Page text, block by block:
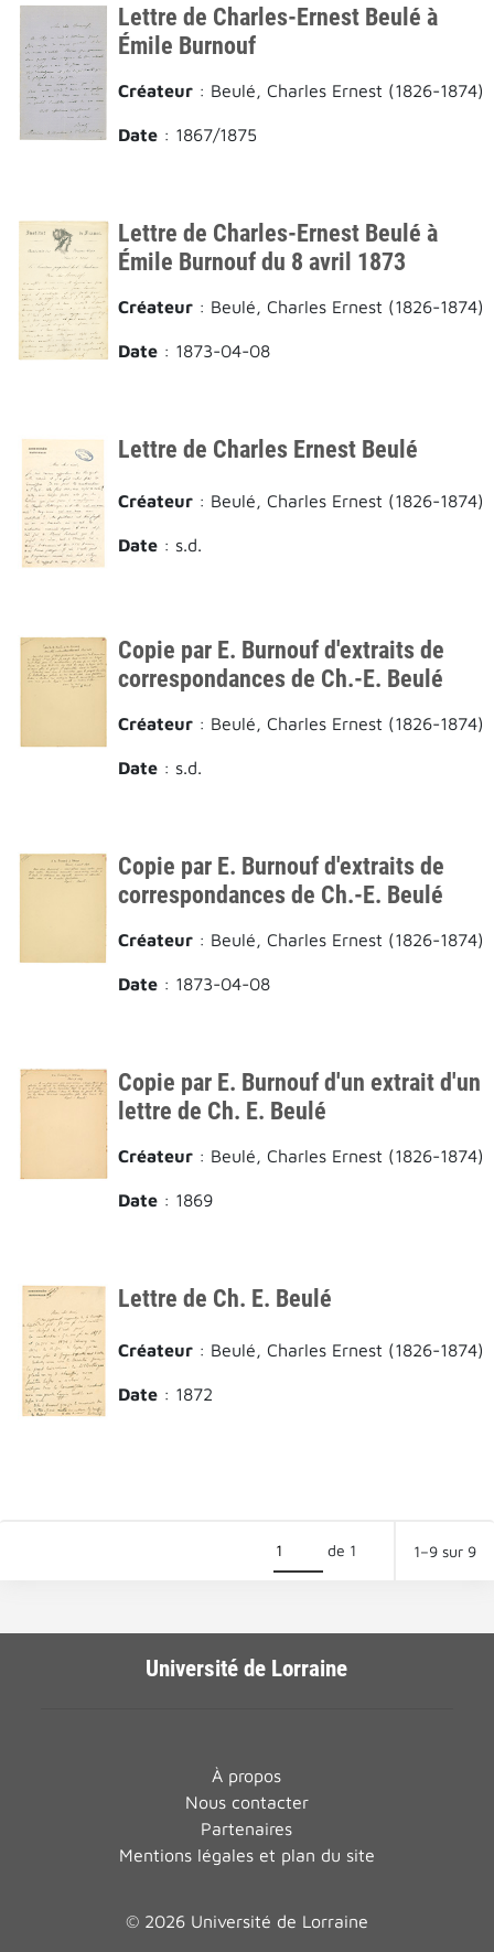
Lettre de Charles-Ernest Beulé à
Émile Burnouf
Créateur : Beulé, Charles Ernest (1826-1874)
Date : 1867/1875
Lettre de Charles-Ernest Beulé à
Émile Burnouf du 8 avril 1873
Créateur : Beulé, Charles Ernest (1826-1874)
Date : 1873-04-08
Lettre de Charles Ernest Beulé
Créateur : Beulé, Charles Ernest (1826-1874)
Date : s.d.
Copie par E. Burnouf d'extraits de
correspondances de Ch.-E. Beulé
Créateur : Beulé, Charles Ernest (1826-1874)
Date : s.d.
Copie par E. Burnouf d'extraits de
correspondances de Ch.-E. Beulé
Créateur : Beulé, Charles Ernest (1826-1874)
Date : 1873-04-08
Copie par E. Burnouf d'un extrait d'un
lettre de Ch. E. Beulé
Créateur : Beulé, Charles Ernest (1826-1874)
Date : 1869
Lettre de Ch. E. Beulé
Créateur : Beulé, Charles Ernest (1826-1874)
Date : 1872
de 1 1–9 sur 9
Université de Lorraine
À propos
Nous contacter
Partenaires
Mentions légales et plan du site
© 2026 Université de Lorraine